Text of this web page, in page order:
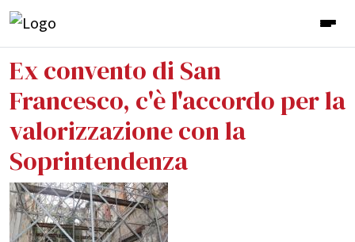
Ex convento di San
Francesco, c'è l'accordo per la
valorizzazione con la
Soprintendenza